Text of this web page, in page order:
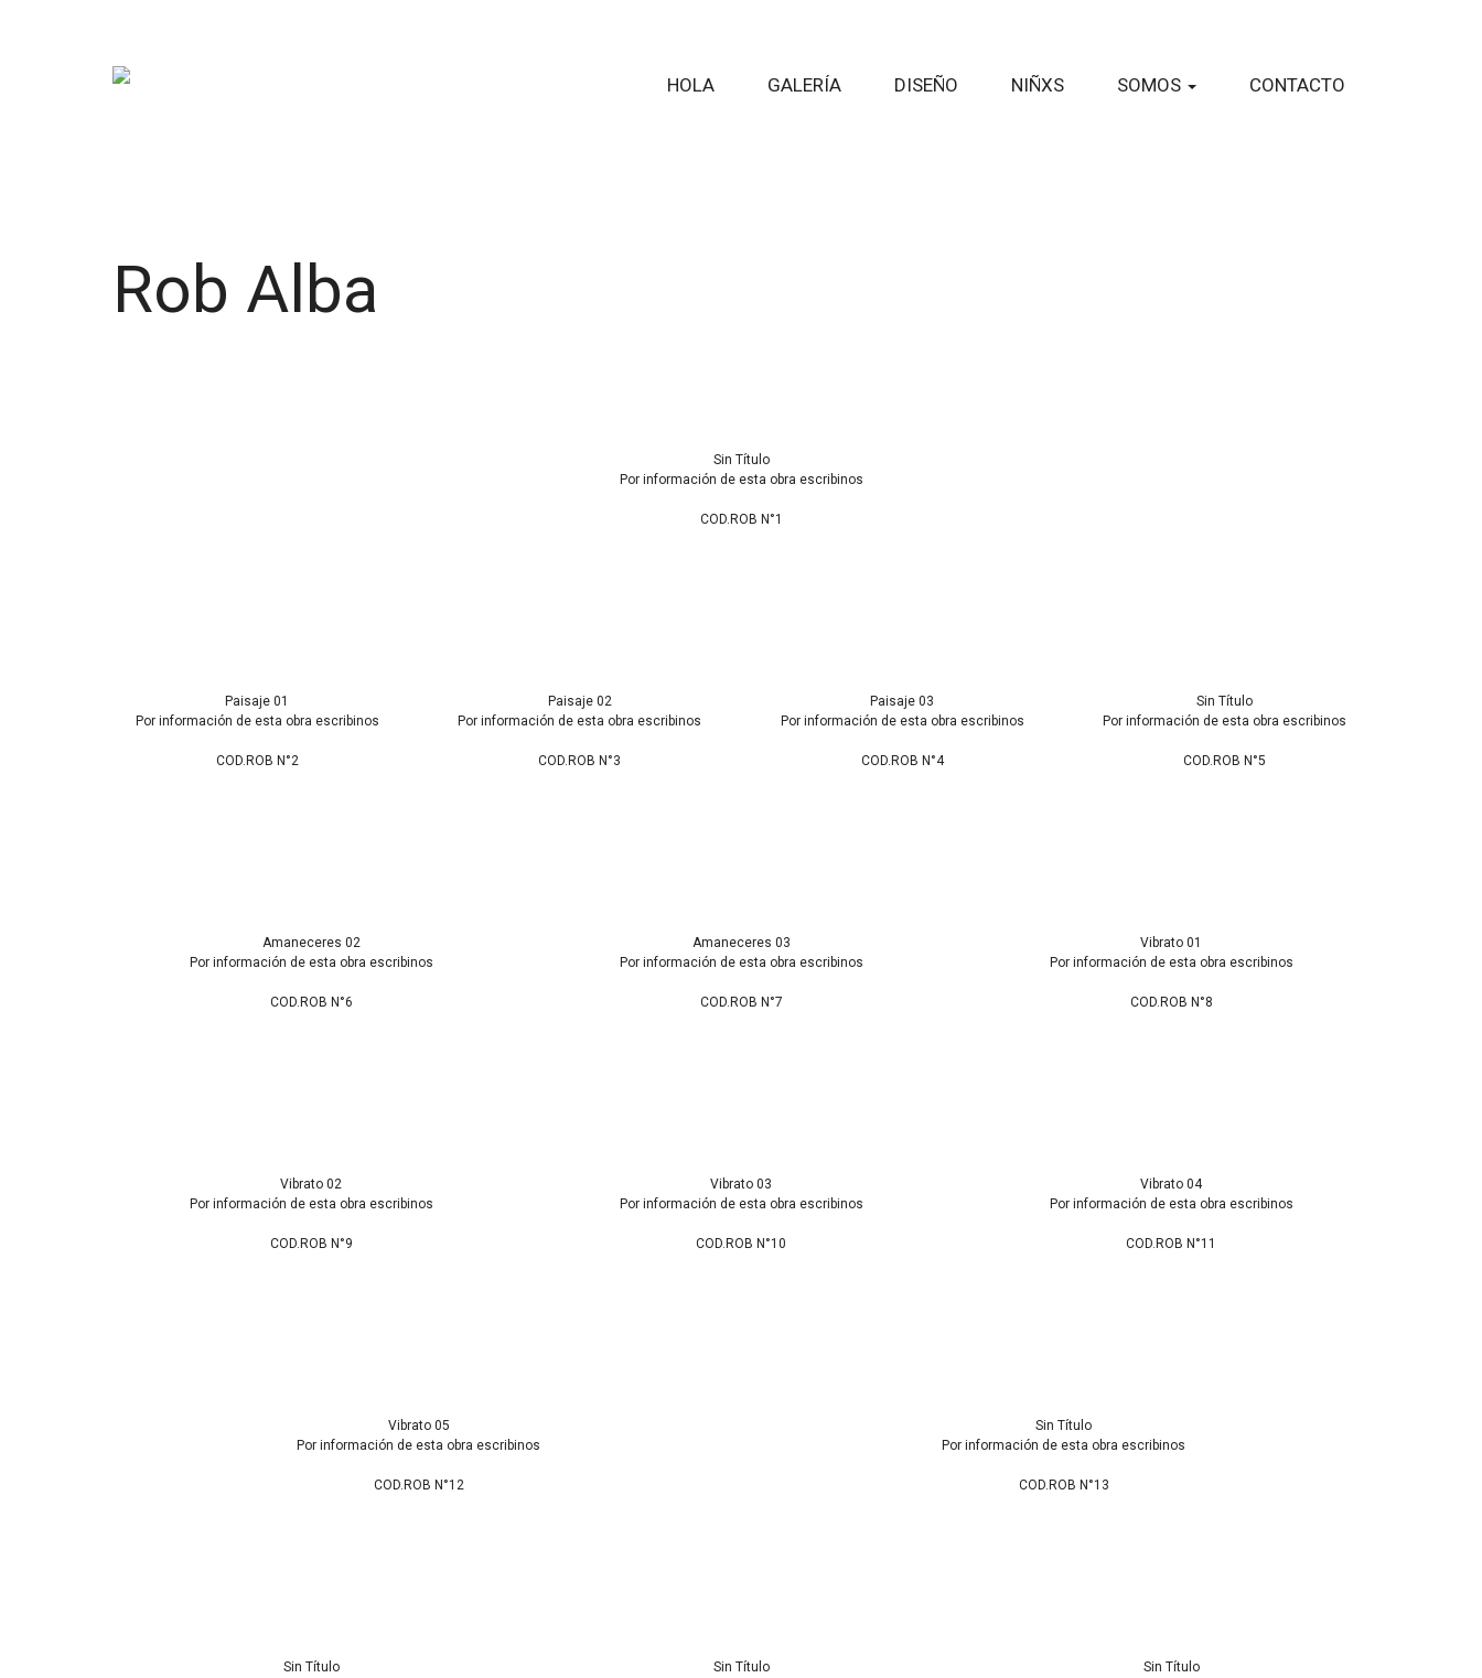
HOLA GALERÍA DISEÑO NIÑXS SOMOS CONTACTO
Rob Alba
Sin Título
Por información de esta obra escribinos
COD.ROB N°1
Paisaje 01
Por información de esta obra escribinos
COD.ROB N°2
Paisaje 02
Por información de esta obra escribinos
COD.ROB N°3
Paisaje 03
Por información de esta obra escribinos
COD.ROB N°4
Sin Título
Por información de esta obra escribinos
COD.ROB N°5
Amaneceres 02
Por información de esta obra escribinos
COD.ROB N°6
Amaneceres 03
Por información de esta obra escribinos
COD.ROB N°7
Vibrato 01
Por información de esta obra escribinos
COD.ROB N°8
Vibrato 02
Por información de esta obra escribinos
COD.ROB N°9
Vibrato 03
Por información de esta obra escribinos
COD.ROB N°10
Vibrato 04
Por información de esta obra escribinos
COD.ROB N°11
Vibrato 05
Por información de esta obra escribinos
COD.ROB N°12
Sin Título
Por información de esta obra escribinos
COD.ROB N°13
Sin Título
Sin Título
Sin Título